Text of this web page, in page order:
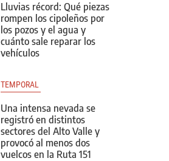
Lluvias récord: Qué piezas
rompen los cipoleños por
los pozos y el agua y
cuánto sale reparar los
vehículos
TEMPORAL
Una intensa nevada se
registró en distintos
sectores del Alto Valle y
provocó al menos dos
vuelcos en la Ruta 151